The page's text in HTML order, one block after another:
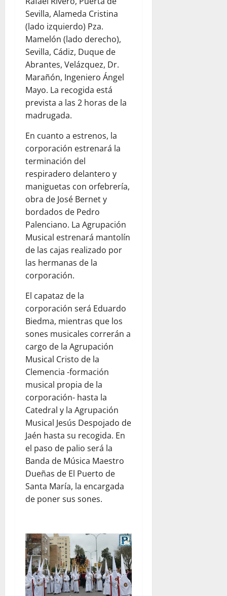
Sevilla, Alameda Cristina
(lado izquierdo) Pza.
Mamelón (lado derecho),
Sevilla, Cádiz, Duque de
Abrantes, Velázquez, Dr.
Marañón, Ingeniero Ángel
Mayo. La recogida está
prevista a las 2 horas de la
madrugada.
En cuanto a estrenos, la
corporación estrenará la
terminación del
respiradero delantero y
maniguetas con orfebrería,
obra de José Bernet y
bordados de Pedro
Palenciano. La Agrupación
Musical estrenará mantolín
de las cajas realizado por
las hermanas de la
corporación.
El capataz de la
corporación será Eduardo
Biedma, mientras que los
sones musicales correrán a
cargo de la Agrupación
Musical Cristo de la
Clemencia -formación
musical propia de la
corporación- hasta la
Catedral y la Agrupación
Musical Jesús Despojado de
Jaén hasta su recogida. En
el paso de palio será la
Banda de Música Maestro
Dueñas de El Puerto de
Santa María, la encargada
de poner sus sones.